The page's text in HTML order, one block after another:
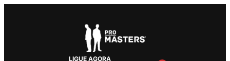
LIGUE AGORA